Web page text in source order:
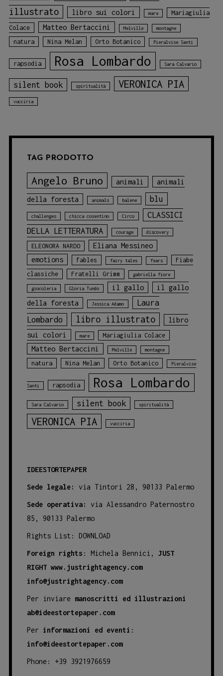
illustrato
libro sui colori mare
Mariagiulia
Colace
Matteo Bertaccini Melville montagne
natura Nina Melan Orto Botanico Pieralvise Santi
rapsodia Rosa Lombardo Sara Calvario
silent book spiritualità VERONICA PIA
vucciria
TAG PRODOTTO
Angelo Bruno animali animali
della foresta animals balene blu
challenges chicca cosentino Circo
CLASSICI
DELLA LETTERATURA
courage discovery
ELEONORA NARDO
Eliana Messineo
emotions
fables fairy tales fears
Fiabe
classiche
Fratelli Grimm gabriella fiore
giocoleria Gloria Tundo il gallo
il gallo
della foresta
Jessica Adamo
Laura
Lombardo
libro illustrato
libro
sui colori
mare Mariagiulia Colace
Matteo Bertaccini Melville montagne
natura Nina Melan Orto Botanico Pieralvise
Santi rapsodia Rosa Lombardo
Sara Calvario silent book spiritualità
VERONICA PIA vucciria
IDEESTORTEPAPER
Sede legale: via Tintori 28, 90133 Palermo
Sede operativa:
via Alessandro Paternostro
85, 90133 Palermo
Rights List: DOWNLOAD
Foreign rights : Michela Bennici, JUST
RIGHT www.justrightagency.com
info@justrightagency.com
Per inviare manoscritti ed illustrazioni
ab@ideestortepaper.com
Per informazioni ed eventi :
info@ideestortepaper.com
Phone: +39 3921976659